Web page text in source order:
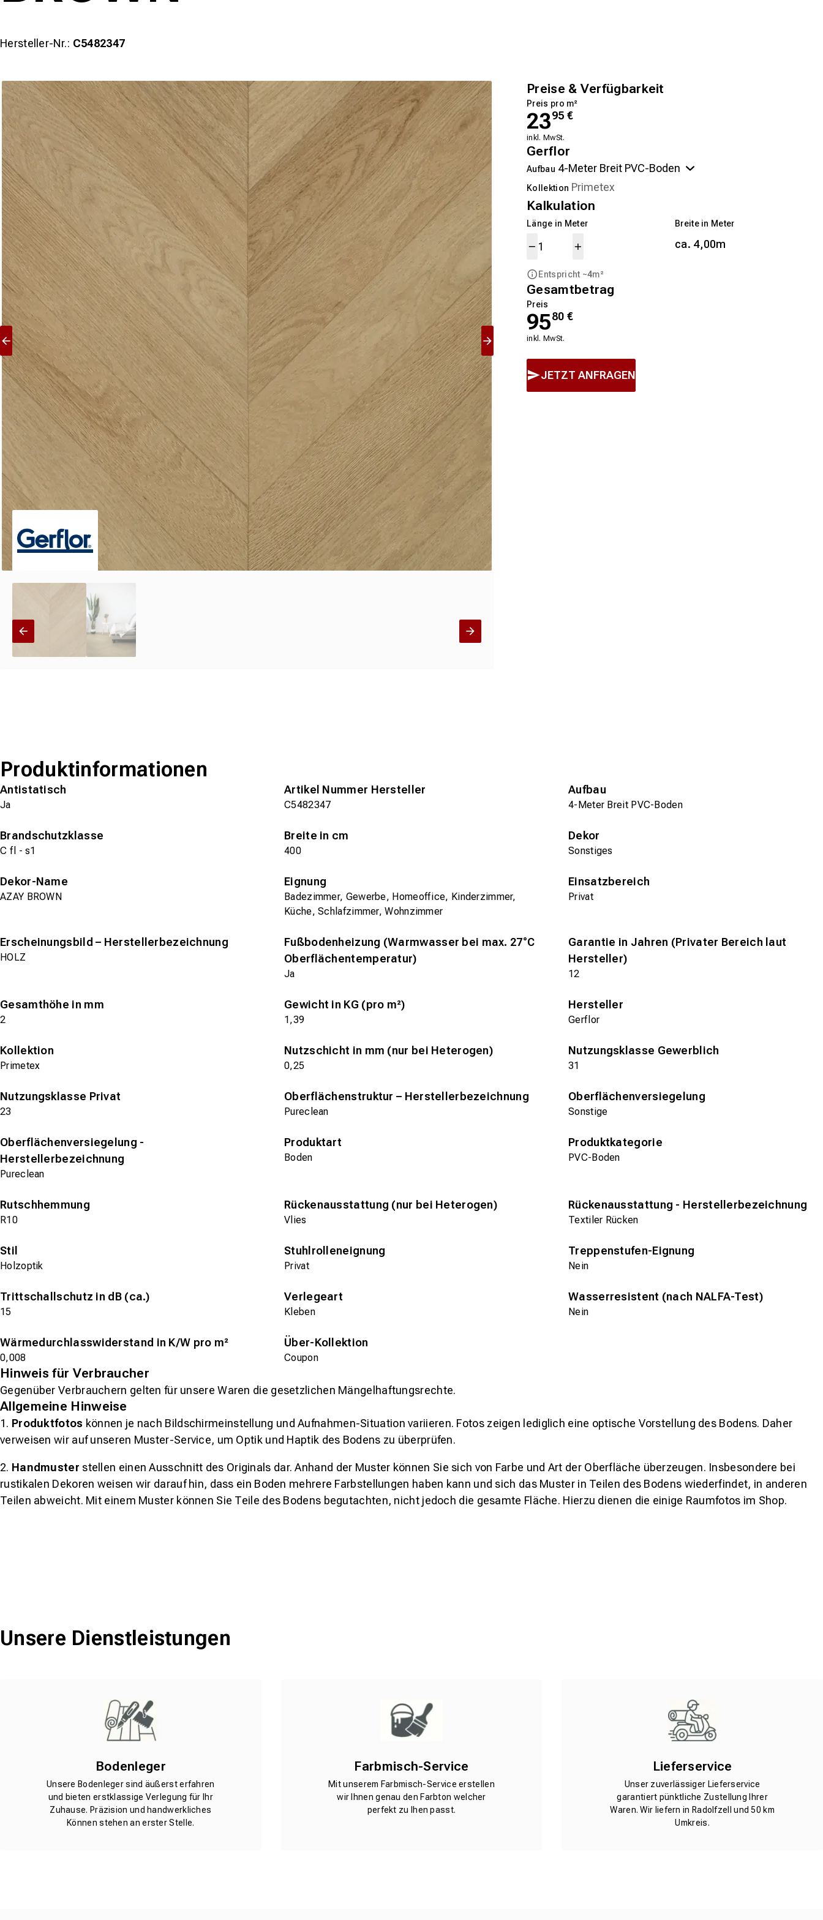
Hersteller-Nr.: C5482347
Preise & Verfügbarkeit
Preis pro m²
2395 €
inkl. MwSt.
Gerflor
Aufbau
Kollektion
Kalkulation
Länge in Meter
Entspricht ~4m²
Breite in Meter
ca. 4,00m
Gesamtbetrag
Preis
9580 €
inkl. MwSt.
JETZT ANFRAGEN
Produktinformationen
Antistatisch
Ja
Artikel Nummer Hersteller
C5482347
Aufbau
4-Meter Breit PVC-Boden
Brandschutzklasse
C fl - s1
Breite in cm
400
Dekor
Sonstiges
Dekor-Name
AZAY BROWN
Eignung
Badezimmer, Gewerbe, Homeoffice, Kinderzimmer,
Küche, Schlafzimmer, Wohnzimmer
Einsatzbereich
Privat
Erscheinungsbild – Herstellerbezeichnung
HOLZ
Fußbodenheizung (Warmwasser bei max. 27°C
Oberflächentemperatur)
Ja
Garantie in Jahren (Privater Bereich laut
Hersteller)
12
Gesamthöhe in mm
2
Gewicht in KG (pro m²)
1,39
Hersteller
Gerflor
Kollektion
Primetex
Nutzschicht in mm (nur bei Heterogen)
0,25
Nutzungsklasse Gewerblich
31
Nutzungsklasse Privat
23
Oberflächenstruktur – Herstellerbezeichnung
Pureclean
Oberflächenversiegelung
Sonstige
Oberflächenversiegelung -
Herstellerbezeichnung
Pureclean
Produktart
Boden
Produktkategorie
PVC-Boden
Rutschhemmung
R10
Rückenausstattung (nur bei Heterogen)
Vlies
Rückenausstattung - Herstellerbezeichnung
Textiler Rücken
Stil
Holzoptik
Stuhlrolleneignung
Privat
Treppenstufen-Eignung
Nein
Trittschallschutz in dB (ca.)
15
Verlegeart
Kleben
Wasserresistent (nach NALFA-Test)
Nein
Wärmedurchlasswiderstand in K/W pro m²
0,008
Über-Kollektion
Coupon
Hinweis für Verbraucher
Gegenüber Verbrauchern gelten für unsere Waren die gesetzlichen Mängelhaftungsrechte.
Allgemeine Hinweise
1. Produktfotos können je nach Bildschirmeinstellung und Aufnahmen-Situation variieren. Fotos zeigen lediglich eine optische Vorstellung des Bodens. Daher
verweisen wir auf unseren Muster-Service, um Optik und Haptik des Bodens zu überprüfen.
2. Handmuster stellen einen Ausschnitt des Originals dar. Anhand der Muster können Sie sich von Farbe und Art der Oberfläche überzeugen. Insbesondere bei
rustikalen Dekoren weisen wir darauf hin, dass ein Boden mehrere Farbstellungen haben kann und sich das Muster in Teilen des Bodens wiederfindet, in anderen
Teilen abweicht. Mit einem Muster können Sie Teile des Bodens begutachten, nicht jedoch die gesamte Fläche. Hierzu dienen die einige Raumfotos im Shop.
Unsere Dienstleistungen
Bodenleger
Unsere Bodenleger sind äußerst erfahren
und bieten erstklassige Verlegung für Ihr
Zuhause. Präzision und handwerkliches
Können stehen an erster Stelle.
Farbmisch-Service
Mit unserem Farbmisch-Service erstellen
wir Ihnen genau den Farbton welcher
perfekt zu Ihen passt.
Lieferservice
Unser zuverlässiger Lieferservice
garantiert pünktliche Zustellung Ihrer
Waren. Wir liefern in Radolfzell und 50 km
Umkreis.